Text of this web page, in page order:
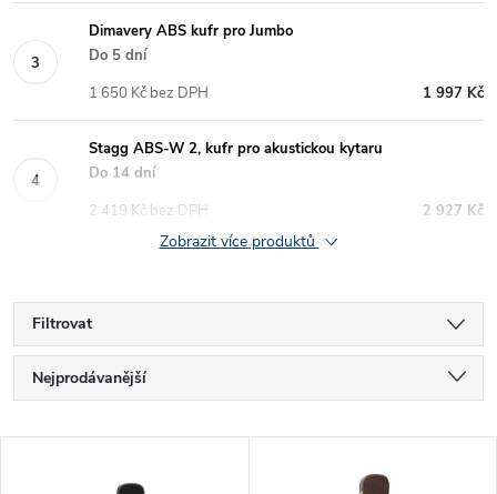
Dimavery ABS kufr pro Jumbo
Do 5 dní
1 997 Kč
1 650 Kč bez DPH
Stagg ABS-W 2, kufr pro akustickou kytaru
Do 14 dní
2 927 Kč
2 419 Kč bez DPH
Zobrazit více produktů
Filtrovat
Ř
a
Nejprodávanější